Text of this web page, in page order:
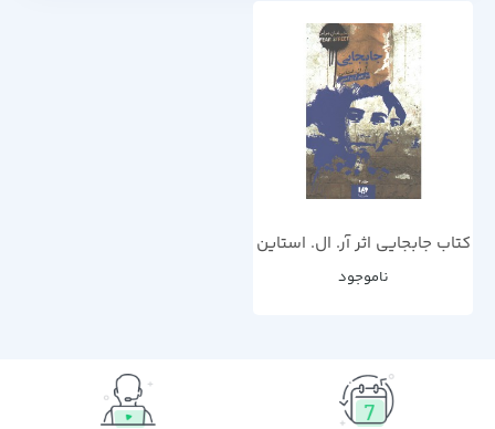
کتاب جابجایی اثر آر. ال. استاین
ناموجود